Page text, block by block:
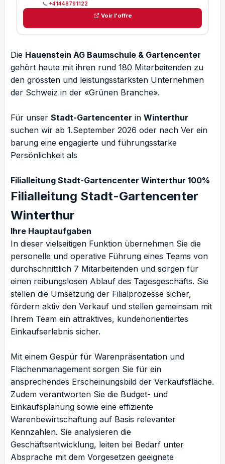
📞 +41448791122
Voir l'offre
Die Hauenstein AG Baumschule & Gartencenter
gehört heute mit ihren rund 180 Mitarbeitenden zu
den grössten und leistungsstärksten Unternehmen
der Schweiz in der «Grünen Branche».
Für unser Stadt-Gartencenter in Winterthur
suchen wir ab 1.September 2026 oder nach Ver ein
barung eine engagierte und führungsstarke
Persönlichkeit als
Filialleitung Stadt-Gartencenter Winterthur 100%
Filialleitung Stadt-Gartencenter
Winterthur
Ihre Hauptaufgaben
In dieser vielseitigen Funktion übernehmen Sie die
personelle und operative Führung eines Teams von
durchschnittlich 7 Mitarbeitenden und sorgen für
einen reibungslosen Ablauf des Tagesgeschäfts. Sie
stellen die Umsetzung der Filialprozesse sicher,
fördern aktiv den Verkauf und stellen gemeinsam mit
Ihrem Team ein attraktives, kundenorientiertes
Einkaufserlebnis sicher.
Mit einem Gespür für Warenpräsentation und
Flächenmanagement sorgen Sie für ein
ansprechendes Erscheinungsbild der Verkaufsfläche.
Zudem verantworten Sie die Budget- und
Einkaufsplanung sowie eine effiziente
Warenbewirtschaftung auf Basis relevanter
Kennzahlen. Sie analysieren die
Geschäftsentwicklung, leiten bei Bedarf unter
Absprache mit dem Vorgesetzen geeignete